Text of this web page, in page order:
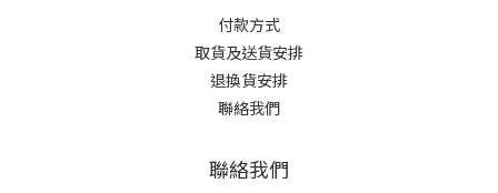
付款方式
取貨及送貨安排
退換貨安排
聯絡我們
聯絡我們